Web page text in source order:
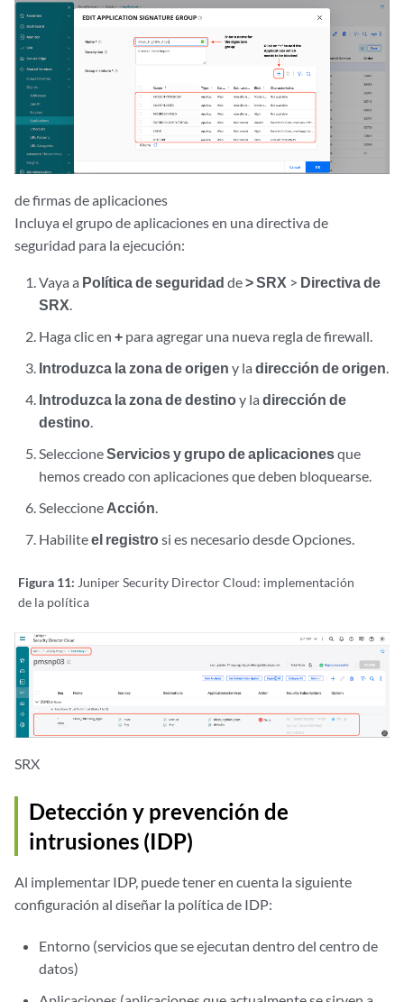
de firmas de aplicaciones
Incluya el grupo de aplicaciones en una directiva de
seguridad para la ejecución:
Vaya a Política de seguridad de> SRX > Directiva de
SRX.
Haga clic en+ para agregar una nueva regla de firewall.
Introduzca la zona de origen y ladirección de origen.
Introduzca la zona de destinoy ladirección de
destino.
SeleccioneServicios y grupo de aplicacionesque
hemos creado con aplicaciones que deben bloquearse.
Seleccione Acción.
Habiliteel registrosi es necesario desde Opciones.
Figura 11: Juniper Security Director Cloud: implementación
de la política
SRX
Detección y prevención de
intrusiones (IDP)
Al implementar IDP, puede tener en cuenta la siguiente
configuración al diseñar la política de IDP:
Entorno (servicios que se ejecutan dentro del centro de
datos)